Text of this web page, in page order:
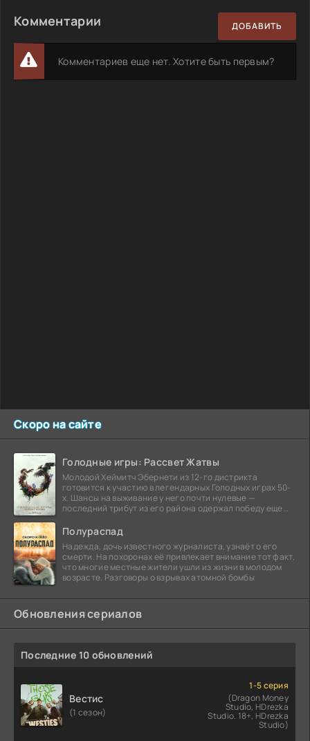
Скоро на сайте
Голодные игры: Рассвет Жатвы
Молодой Хеймитч Эбернети из 12-го дистрикта
готовится к участию в легендарных Голодных играх 50-
х. Шансы на выживание у него почти нулевые —
последний трибут из его района одержал победу еще
Полураспад
Надежда, дочь известного журналиста, узнаёт о его
смерти. На похоронах её привлекает внимание тот факт,
что многие местные жители ушли из жизни в молодом
возрасте. Разговоры о взрывах атомной бомбы
Обновления сериалов
Последние 10 обновлений
Вестис
(1 сезон)
1-5 серия
(Dragon Money
Studio, HDrezka
Studio. 18+, HDrezka
Studio)
Комментарии ДОБАВИТЬ
Комментариев еще нет. Хотите быть первым?